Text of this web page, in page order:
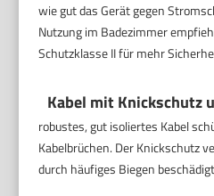
wie gut das Gerät gegen
Nutzung im Badezimmer
Schutzklasse II für mehr
Kabel mit Knickschutz
robustes, gut isoliertes Kabel
Kabelbrüchen. Der Knickschutz
durch häufiges Biegen